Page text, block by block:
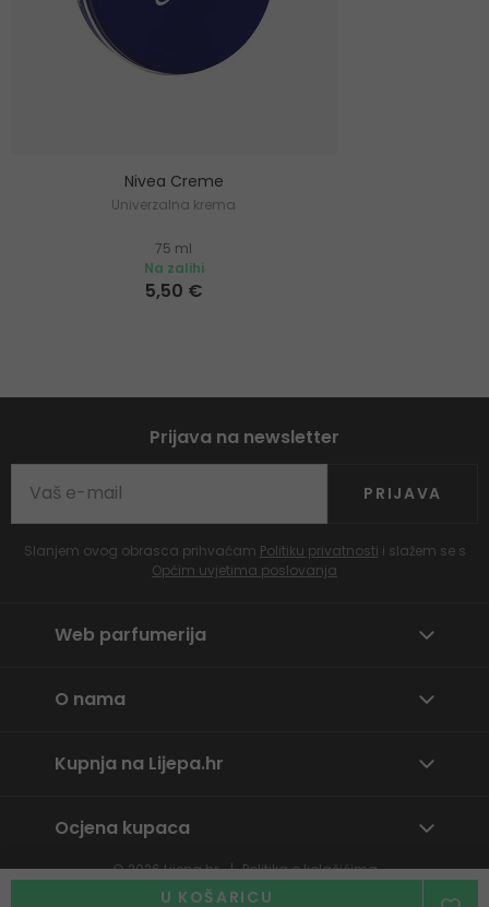
U KOŠARICU
Nivea Creme
Univerzalna krema
75 ml
Na zalihi
5,50 €
Prijava na newsletter
PRIJAVA
Slanjem ovog obrasca prihvaćam Politiku privatnosti i slažem se s
Općim uvjetima poslovanja
Web parfumerija
O nama
Kupnja na Lijepa.hr
Ocjena kupaca
© 2026Lijepa.hr
Politika o kolačićima
Prijavite neprikladan sadržaj